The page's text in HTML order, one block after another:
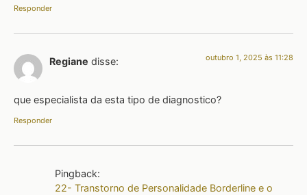
Responder
Regiane disse: outubro 1, 2025 às 11:28
que especialista da esta tipo de diagnostico?
Responder
Pingback:
22- Transtorno de Personalidade Borderline e o